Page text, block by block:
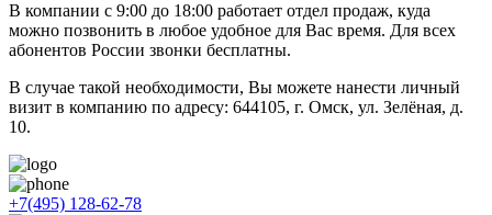
В компании с 9:00 до 18:00 работает отдел продаж, куда
можно позвонить в любое удобное для Вас время. Для всех
абонентов России звонки бесплатны.
В случае такой необходимости, Вы можете нанести личный
визит в компанию по адресу: 644105, г. Омск, ул. Зелёная, д.
10.
+7(495) 128-62-78